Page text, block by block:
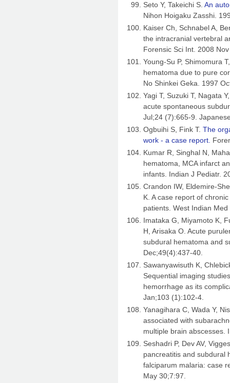
Seto Y, Takeichi S.An
Nihon Hoigaku Zasshi.
Kaiser Ch, Schnabel A,
the intracranial vertebral
Forensic Sci Int. 2008
Young-Su P, Shimomura
hematoma due to pure
No Shinkei Geka. 1997
Yagi T, Suzuki T, Nagata
acute spontaneous
Jul;24 (7):665-9.
Ogbuihi S, Fink T.The
work - a case report.
Kumar R, Singhal N,
hematoma, MCA infarct
infants. Indian J Pediatr.
Crandon IW, Eldemire-
K. A case report of
patients. West Indian
Imataka G, Miyamoto K,
H, Arisaka O. Acute
subdural hematoma and
Dec;49(4):437-40.
Sawanyawisuth K,
Sequential imaging
hemorrhage as its
Jan;103 (1):102-4.
Yanagihara C, Wada Y,
associated with
multiple brain abscesses.
Seshadri P, Dev AV,
pancreatitis and subdural
falciparum malaria: case
May 30;7:97.